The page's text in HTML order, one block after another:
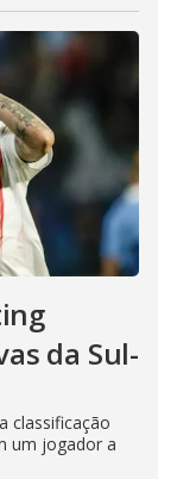
da Sul-
classificação
um jogador a